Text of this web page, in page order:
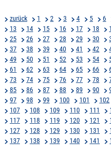
zurück 1 2 3 4 5 6
13
14 15 16 17 18
25
26 27 28 29 30
37
38 39 40 41 42
49
50 51 52 53 54
61
62 63 64 65 66
73
74 75 76 77 78
85
86 87 88 89 90
97
98 99 100 101 102
107
108 109 110 111
117
118 119 120 121
127
128 129 130 131
137
138 139 140 141